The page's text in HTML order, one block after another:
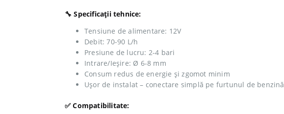
🔧 Specificații tehnice:
Tensiune de alimentare: 12V
Debit: 70-90 L/h
Presiune de lucru: 2-4 bari
Intrare/Ieșire: Ø 6-8 mm
Consum redus de energie și zgomot minim
Ușor de instalat – conectare simplă pe furtunul de benzină
✅ Compatibilitate: